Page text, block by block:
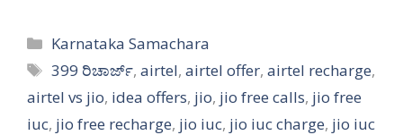
Categories
Karnataka Samachara
Tags
399 ರಿಚಾರ್ಜ್,airtel,airtel offer,airtel recharge,
airtel vs jio, idea offers, jio, jio free calls, jio free
iuc, jio free recharge, jio iuc, jio iuc charge, jio iuc